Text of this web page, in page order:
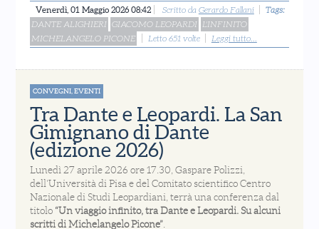
Venerdì, 01 Maggio 2026 08:42 Scritto da Gerardo Fallani
Tags:
DANTE ALIGHIERI GIACOMO LEOPARDI
L'INFINITO
MICHELANGELO PICONE
Letto 651 volte Leggi tutto...
CONVEGNI, EVENTI
Tra Dante e Leopardi. La San
Gimignano di Dante
(edizione 2026)
Lunedì 27 aprile 2026 ore 17.30, Gaspare Polizzi,
dell'Università di Pisa e del Comitato scientifico Centro
Nazionale di Studi Leopardiani, terrà una conferenza dal
titolo “Un viaggio infinito, tra Dante e Leopardi. Su alcuni
scritti di Michelangelo Picone”.